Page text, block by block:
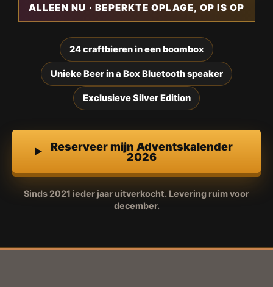
ALLEEN NU · BEPERKTE OPLAGE, OP IS OP
24 craftbieren in een boombox
Unieke Beer in a Box Bluetooth speaker
Exclusieve Silver Edition
Reserveer mijn Adventskalender
2026
Sinds 2021 ieder jaar uitverkocht. Levering ruim voor
december.